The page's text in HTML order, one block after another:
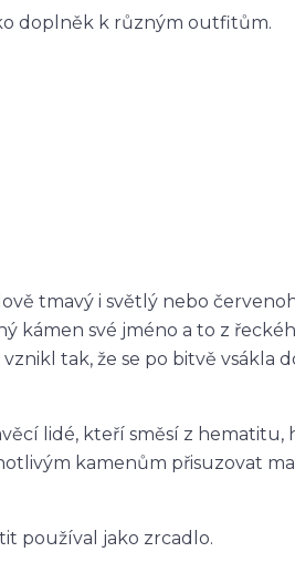
doplněk k různým outfitům.
tmavý i světlý nebo
kámen své jméno a to z
tak, že se po bitvě vsákla
lidé, kteří směsí z hematitu,
kamenům přisuzovat
používal jako zrcadlo.